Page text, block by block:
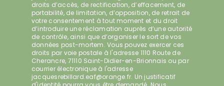
droits d’accès, de rectification, d’effacement, de
portabilité, de limitation, d’opposition, de retrait de
votre consentement à tout moment et du droit
d’introduire une réclamation auprès d’une autorité
de contrôle, ainsi que d’organiser le sort de vos
données post-mortem. Vous pouvez exercer ces
droits par voie postale à l'adresse 1110 Route de
Cherancre, 71110 Saint-Didier-en-Brionnais ou par
courrier électronique à l'adresse
jacquesrebillard.eaf@orange.fr. Un justificatif